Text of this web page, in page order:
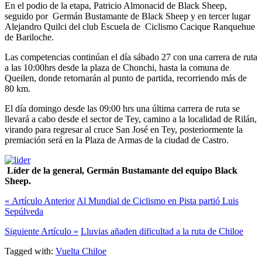
En el podio de la etapa, Patricio Almonacid de Black Sheep,
seguido por Germán Bustamante de Black Sheep y en tercer lugar
Alejandro Quilci del club Escuela de Ciclismo Cacique Ranquehue
de Bariloche.
Las competencias continúan el día sábado 27 con una carrera de ruta
a las 10:00hrs desde la plaza de Chonchi, hasta la comuna de
Queilen, donde retornarán al punto de partida, recorriendo más de
80 km.
El día domingo desde las 09:00 hrs una última carrera de ruta se
llevará a cabo desde el sector de Tey, camino a la localidad de Rilán,
virando para regresar al cruce San José en Tey, posteriormente la
premiación será en la Plaza de Armas de la ciudad de Castro.
Líder de la general, Germán Bustamante del equipo Black
Sheep.
« Artículo AnteriorAl Mundial de Ciclismo en Pista partió Luis
Sepúlveda
Siguiente Artículo » Lluvias añaden dificultad a la ruta de Chiloe
Tagged with: Vuelta Chiloe